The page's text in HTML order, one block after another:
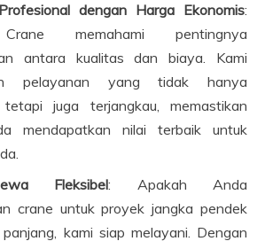
dengan Harga Ekonomis:
memahami pentingnya
antara kualitas dan biaya. Kami
pelayanan yang tidak hanya
tetapi juga terjangkau, memastikan
mendapatkan nilai terbaik untuk
Fleksibel: Apakah Anda
crane untuk proyek jangka pendek
kami siap melayani. Dengan